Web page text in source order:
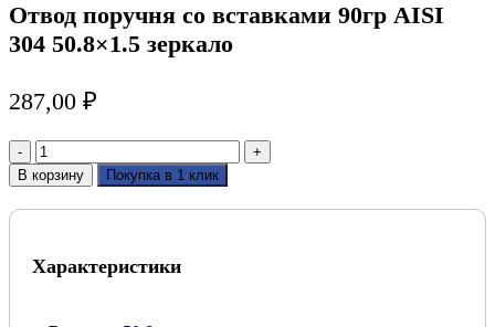
Отвод поручня со вставками 90гр AISI
304 50.8×1.5 зеркало
287,00 ₽
Количество
товара
Отвод
поручня
90гр
В корзину Покупка в 1 клик
Характеристики